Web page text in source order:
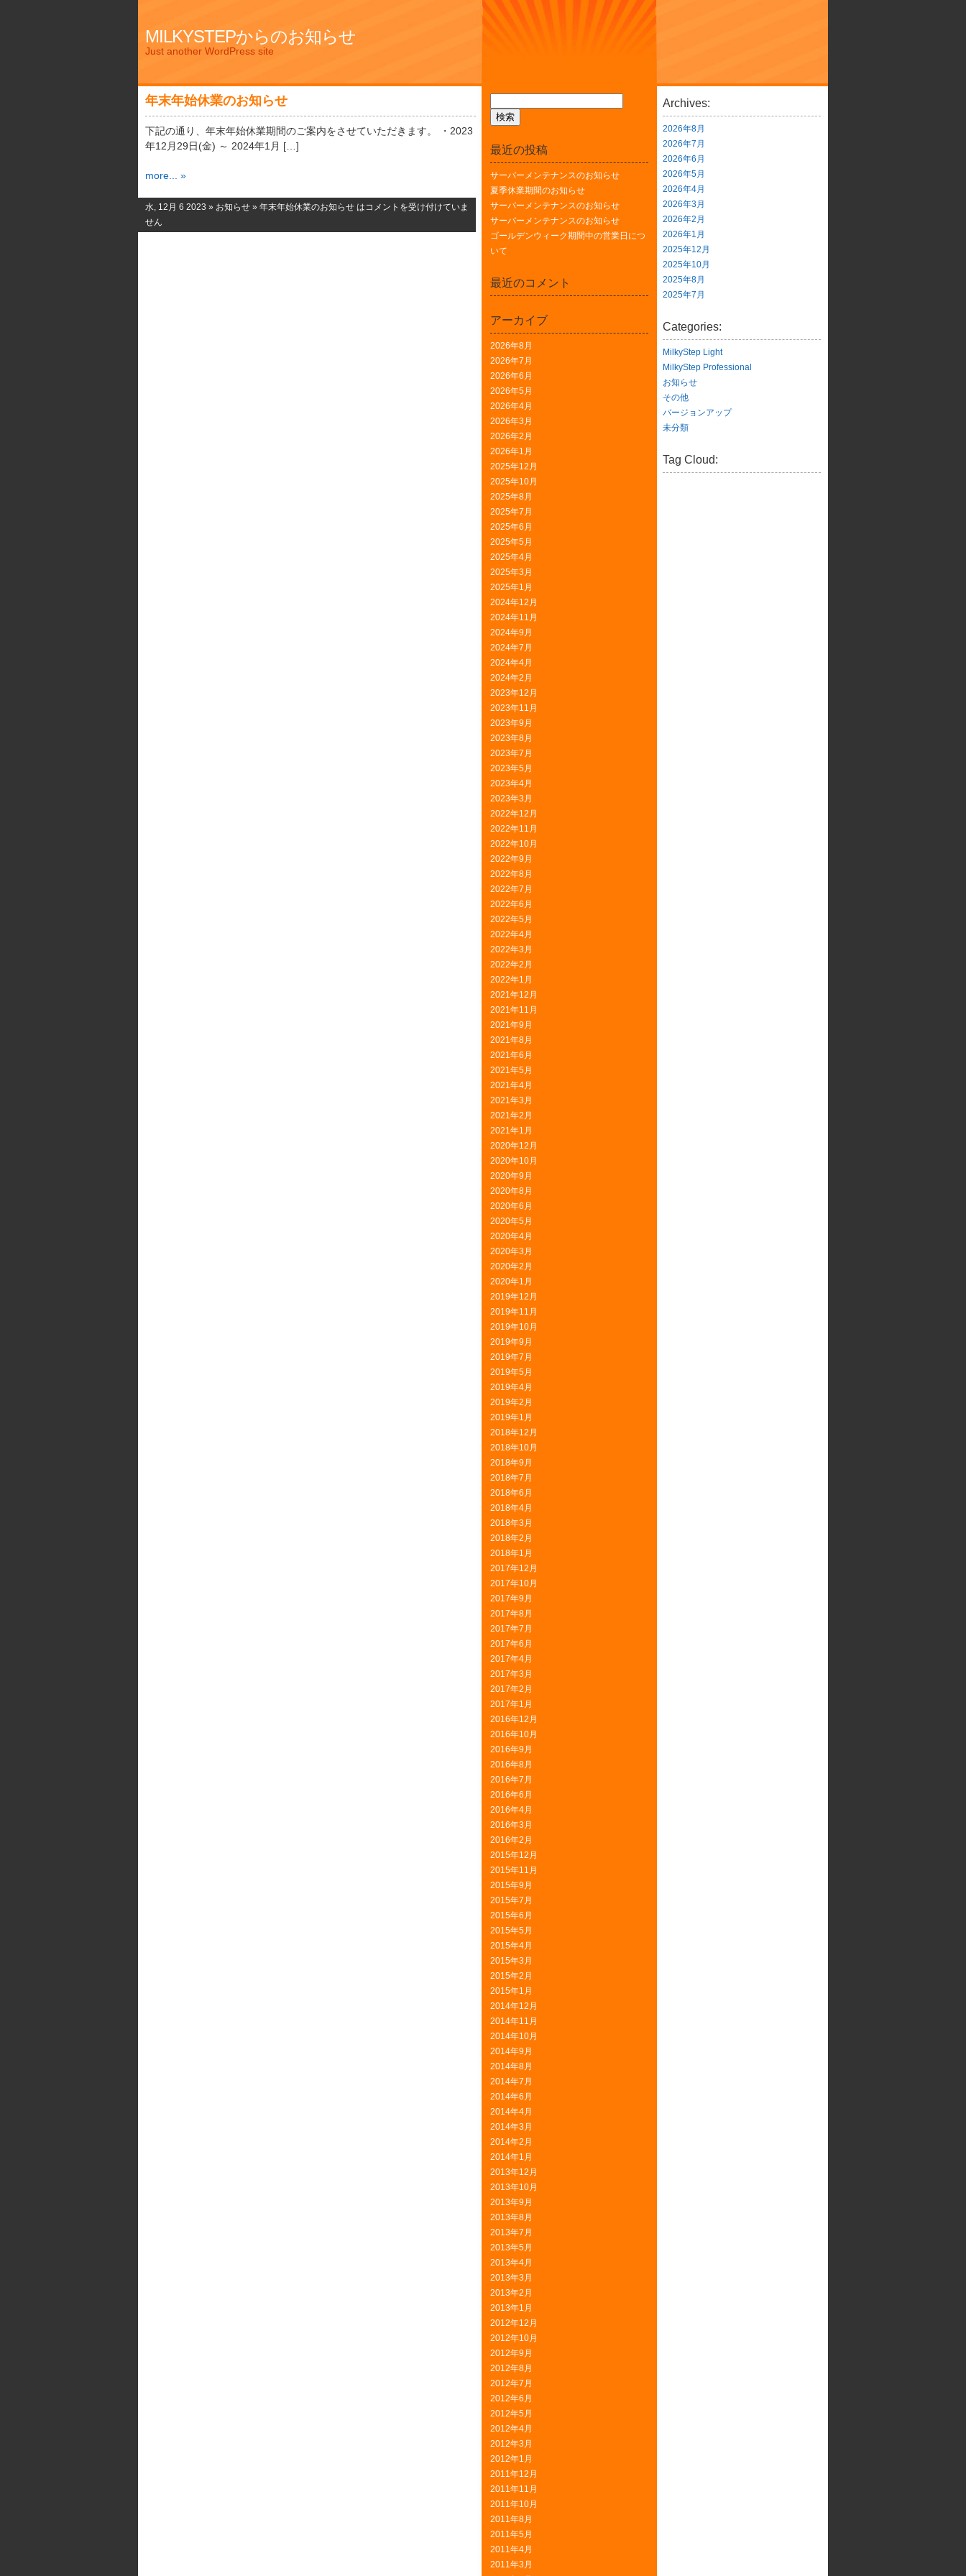
MILKYSTEPからのお知らせ
Just another WordPress site
年末年始休業のお知らせ
下記の通り、年末年始休業期間のご案内をさせていただきます。 ・2023
年12月29日(金) ～ 2024年1月 […]
more... »
水, 12月 6 2023 » お知らせ » 年末年始休業のお知らせ はコメントを受け付けていま
せん
最近の投稿
サーバーメンテナンスのお知らせ
夏季休業期間のお知らせ
サーバーメンテナンスのお知らせ
サーバーメンテナンスのお知らせ
ゴールデンウィーク期間中の営業日につ
いて
最近のコメント
アーカイブ
2026年8月
2026年7月
2026年6月
2026年5月
2026年4月
2026年3月
2026年2月
2026年1月
2025年12月
2025年10月
2025年8月
2025年7月
2025年6月
2025年5月
2025年4月
2025年3月
2025年1月
2024年12月
2024年11月
2024年9月
2024年7月
2024年4月
2024年2月
2023年12月
2023年11月
2023年9月
2023年8月
2023年7月
2023年5月
2023年4月
2023年3月
2022年12月
2022年11月
2022年10月
2022年9月
2022年8月
2022年7月
2022年6月
2022年5月
2022年4月
2022年3月
2022年2月
2022年1月
2021年12月
2021年11月
2021年9月
2021年8月
2021年6月
2021年5月
2021年4月
2021年3月
2021年2月
2021年1月
2020年12月
2020年10月
2020年9月
2020年8月
2020年6月
2020年5月
2020年4月
2020年3月
2020年2月
2020年1月
2019年12月
2019年11月
2019年10月
2019年9月
2019年7月
2019年5月
2019年4月
2019年2月
2019年1月
2018年12月
2018年10月
2018年9月
2018年7月
2018年6月
2018年4月
2018年3月
2018年2月
2018年1月
2017年12月
2017年10月
2017年9月
2017年8月
2017年7月
2017年6月
2017年4月
2017年3月
2017年2月
2017年1月
2016年12月
2016年10月
2016年9月
2016年8月
2016年7月
2016年6月
2016年4月
2016年3月
2016年2月
2015年12月
2015年11月
2015年9月
2015年7月
2015年6月
2015年5月
2015年4月
2015年3月
2015年2月
2015年1月
2014年12月
2014年11月
2014年10月
2014年9月
2014年8月
2014年7月
2014年6月
2014年4月
2014年3月
2014年2月
2014年1月
2013年12月
2013年10月
2013年9月
2013年8月
2013年7月
2013年5月
2013年4月
2013年3月
2013年2月
2013年1月
2012年12月
2012年10月
2012年9月
2012年8月
2012年7月
2012年6月
2012年5月
2012年4月
2012年3月
2012年1月
2011年12月
2011年11月
2011年10月
2011年8月
2011年5月
2011年4月
2011年3月
Archives:
2026年8月
2026年7月
2026年6月
2026年5月
2026年4月
2026年3月
2026年2月
2026年1月
2025年12月
2025年10月
2025年8月
2025年7月
Categories:
MilkyStep Light
MilkyStep Professional
お知らせ
その他
バージョンアップ
未分類
Tag Cloud: